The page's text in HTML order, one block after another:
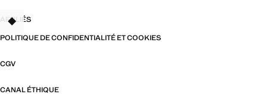
AFFILIÉS
POLITIQUE DE CONFIDENTIALITÉ ET COOKIES
CGV
CANAL ÉTHIQUE